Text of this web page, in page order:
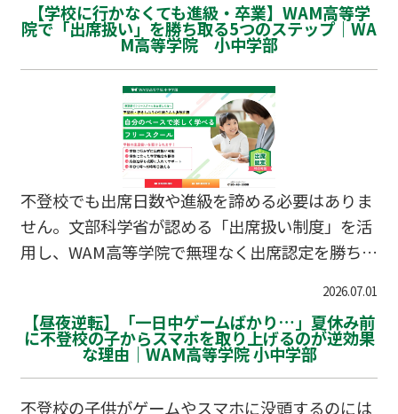
【学校に行かなくても進級・卒業】WAM高等学
院で「出席扱い」を勝ち取る5つのステップ｜WA
M高等学院 小中学部
不登校でも出席日数や進級を諦める必要はありま
せん。文部科学省が認める「出席扱い制度」を活
用し、WAM高等学院で無理なく出席認定を勝ち取
2026.07.01
【昼夜逆転】「一日中ゲームばかり…」夏休み前
に不登校の子からスマホを取り上げるのが逆効果
な理由｜WAM高等学院 小中学部
不登校の子供がゲームやスマホに没頭するのには